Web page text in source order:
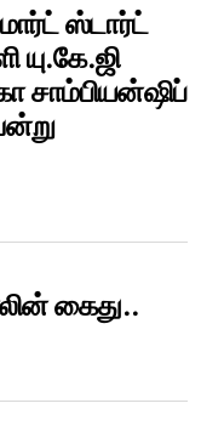
ஸ்டார்ட்
யு.கே.ஜி
சாம்பியன்ஷிப்
கைது..